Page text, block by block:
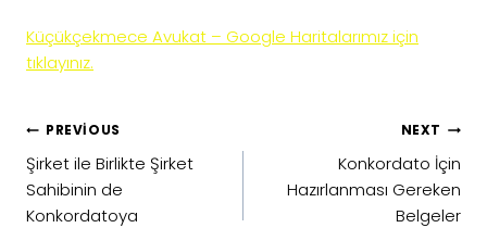
Küçükçekmece Avukat – Google Haritalarımız için
tıklayınız.
Yazı
gezinmesi
PREVIOUS
Şirket ile Birlikte Şirket
Sahibinin de
Konkordatoya
NEXT
Konkordato İçin
Hazırlanması Gereken
Belgeler